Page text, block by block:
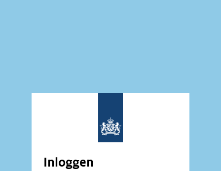
Inloggen